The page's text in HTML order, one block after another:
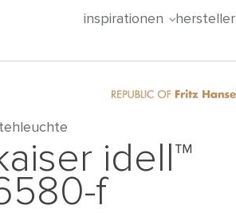
inspirationen hersteller
idell™
f